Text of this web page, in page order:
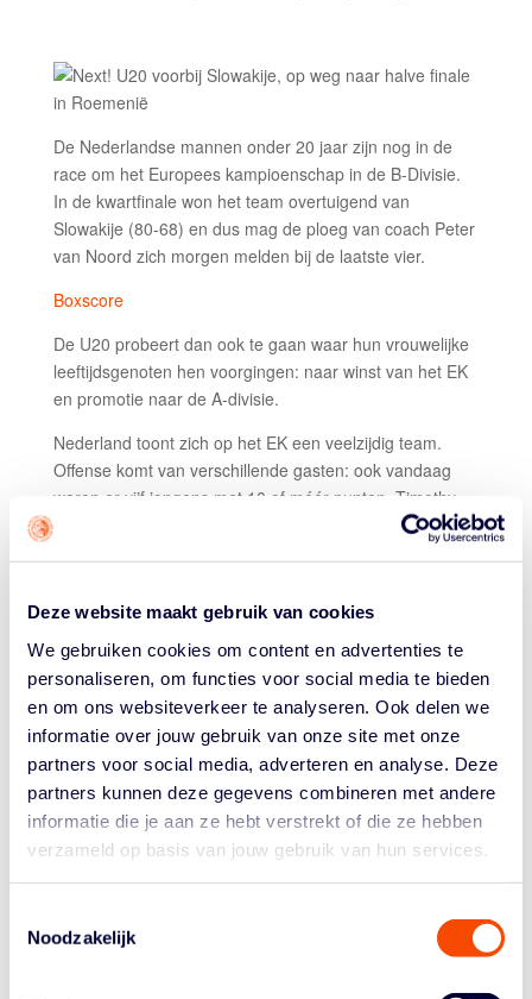
Deze website maakt gebruik van cookies
We gebruiken cookies om content en advertenties te
personaliseren, om functies voor social media te bieden
en om ons websiteverkeer te analyseren. Ook delen we
informatie over jouw gebruik van onze site met onze
partners voor social media, adverteren en analyse. Deze
partners kunnen deze gegevens combineren met andere
informatie die je aan ze hebt verstrekt of die ze hebben
verzameld op basis van jouw gebruik van hun services.
Noodzakelijk
De Nederlandse mannen onder 20 jaar zijn nog in de
race om het Europees kampioenschap in de B-Divisie.
In de kwartfinale won het team overtuigend van
Slowakije (80-68) en dus mag de ploeg van coach Peter
van Noord zich morgen melden bij de laatste vier.
Boxscore
De U20 probeert dan ook te gaan waar hun vrouwelijke
leeftijdsgenoten hen voorgingen: naar winst van het EK
en promotie naar de A-divisie.
Nederland toont zich op het EK een veelzijdig team.
Offense komt van verschillende gasten: ook vandaag
waren er vijf jongens met 10 of méér punten. Timothy
George en Ryan van Eyck leidden de groep met 14,
nog eens 16 monsterlijke rebounds aan z’n stats toe.
van de wedstrijd.
Coach Peter van Noord: "Een verdiende overwinning. Ik
ben er trots op dat we 40 minuten lang geconcentreerd
hebben gebasketbald."
Morgen wacht Oekraïne, een hele nieuwe uitdaging
volgens de coach. "Dat is een fysieke, zware
tegenstander. Uiteraard gaan nu alle pijlen op die
wedstrijd. We wisten van tevoren: het zijn eigenlijk zeven
promoveren. Morgen is de zesde in dat rijtje. We gaan